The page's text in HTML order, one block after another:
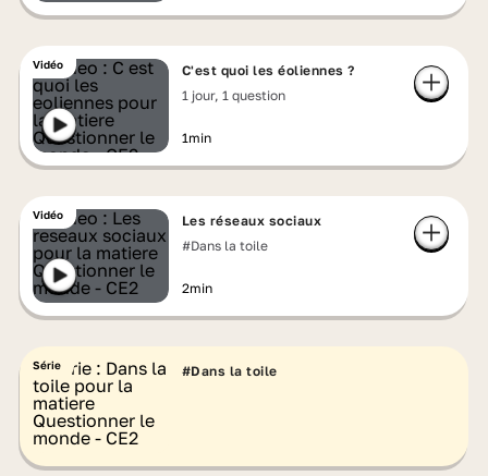
Vidéo
C'est quoi les éoliennes ?
1 jour, 1 question
1min
Vidéo
Les réseaux sociaux
#Dans la toile
2min
Série #Dans la toile